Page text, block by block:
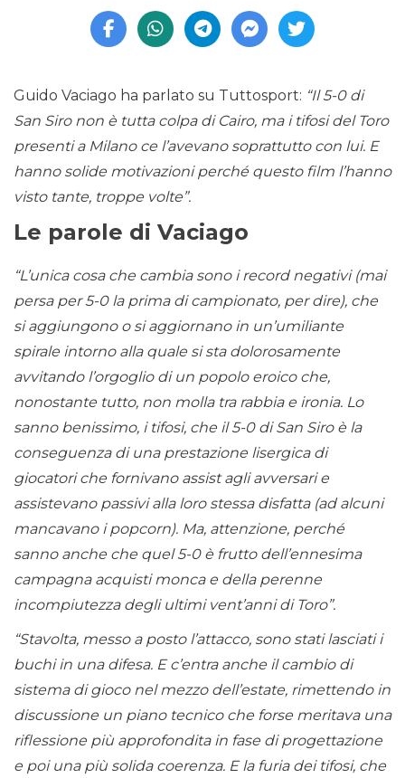
Guido Vaciago ha parlato su Tuttosport: “Il 5-0 di
San Siro non è tutta colpa di Cairo, ma i tifosi del Toro
presenti a Milano ce l’avevano soprattutto con lui. E
hanno solide motivazioni perché questo film l’hanno
visto tante, troppe volte”.
Le parole di Vaciago
“L’unica cosa che cambia sono i record negativi (mai
persa per 5-0 la prima di campionato, per dire), che
si aggiungono o si aggiornano in un’umiliante
spirale intorno alla quale si sta dolorosamente
avvitando l’orgoglio di un popolo eroico che,
nonostante tutto, non molla tra rabbia e ironia. Lo
sanno benissimo, i tifosi, che il 5-0 di San Siro è la
conseguenza di una prestazione lisergica di
giocatori che fornivano assist agli avversari e
assistevano passivi alla loro stessa disfatta (ad alcuni
mancavano i popcorn). Ma, attenzione, perché
sanno anche che quel 5-0 è frutto dell’ennesima
campagna acquisti monca e della perenne
incompiutezza degli ultimi vent’anni di Toro”.
“Stavolta, messo a posto l’attacco, sono stati lasciati i
buchi in una difesa. E c’entra anche il cambio di
sistema di gioco nel mezzo dell’estate, rimettendo in
discussione un piano tecnico che forse meritava una
riflessione più approfondita in fase di progettazione
e poi una più solida coerenza. E la furia dei tifosi, che